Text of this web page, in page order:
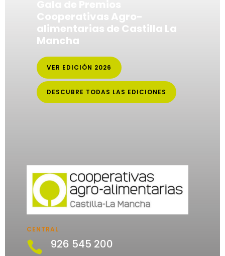
Cooperativas Agro-
alimentarias de Castilla La
Mancha
VER EDICIÓN 2026
DESCUBRE TODAS LAS EDICIONES
CENTRAL
 926 545 200